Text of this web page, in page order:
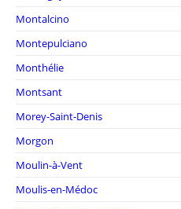
Montalcino
Montepulciano
Monthélie
Montsant
Morey-Saint-Denis
Morgon
Moulin-à-Vent
Moulis-en-Médoc